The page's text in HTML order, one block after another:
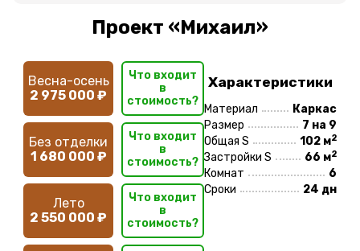
Проект «Михаил»
Весна-осень
2 975 000 ₽
Что входит
в
стоимость?
Без отделки
1 680 000 ₽
Что входит
в
стоимость?
Лето
2 550 000 ₽
Что входит
в
стоимость?
Характеристики
Материал
Каркас
Размер
7 на 9
Общая S
102 м2
Застройки S 66 м2
Комнат
6
Сроки
24 дн